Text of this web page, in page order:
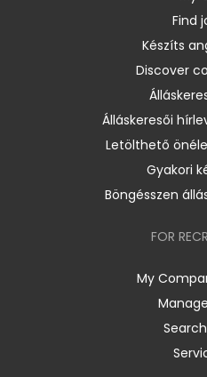
Find
Készíts
Discover
Álláskeresői
Letölthető
Gyakori
Böngésszen
FOR
My